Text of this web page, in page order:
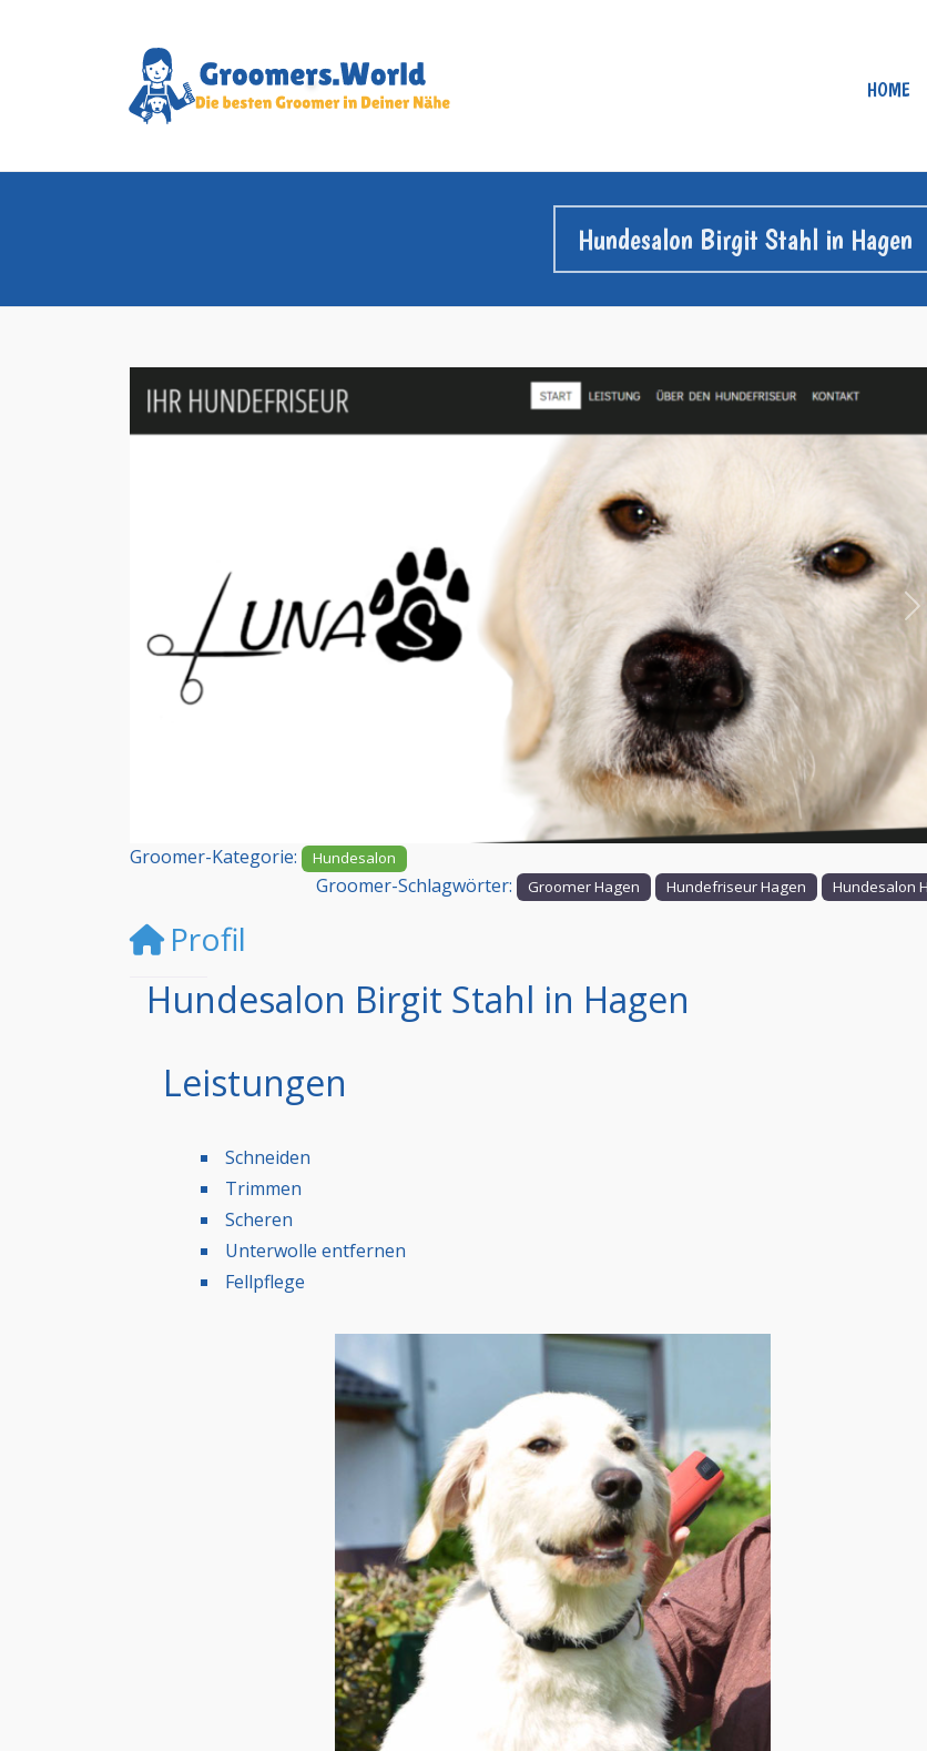
HOME
Hundesalon Birgit Stahl in Hagen
Vorheriges
Groomer-Kategorie: Hundesalon
Groomer-Schlagwörter: Groomer Hagen Hundefriseur Hagen Hundesalon
Profil
Hundesalon Birgit Stahl in Hagen
Leistungen
Schneiden
Trimmen
Scheren
Unterwolle entfernen
Fellpflege